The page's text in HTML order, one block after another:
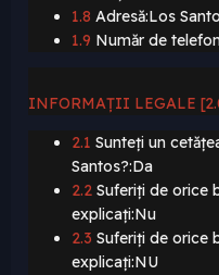
1.8 Adresă:Los
1.9 Număr de
INFORMAȚII LEGALE
2.1 Sunteți un
Santos?:Da
2.2 Suferiți de orice
explicați:Nu
2.3 Suferiți de orice
explicați:NU